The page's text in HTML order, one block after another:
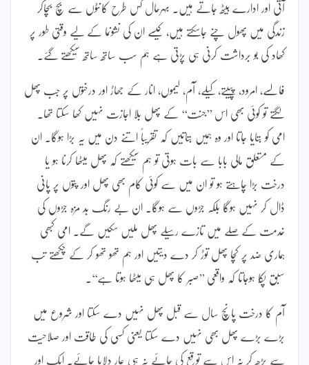
آتی اور ادارے بیٹھ جاتے ہیں۔ بہرحال کس طرح کانٹوں سے بچ بچاکر
زندگی میں پھول چنے جاسکتے ہیں، کیسے ان کی نشونما کے لیے وقتی طور پر
کھاد کی بو برداشت کرنی ہی پڑتی ہے ہم سب ساتھ ساتھ سیکھتے گئے۔
فالسے، امرود، پپیتے، کیلے، آم، لیموں، انار کے جھاڑ اور درختوں پر جب پھل
لگتے تو کوئی بھی اس ’’جنت‘‘ کے پھل بلا اجازت نہیں کھا سکتا تھا۔
امی کو بتایا جاتا اور وہ ہمیں بتاتیں کہ تقریباً اتنے دن میں یہ بڑا ہوگا۔ ان
کے متعلق مالی بابا سے بات ہوتی تو ہم سیکھتے کہ پھل میٹھا کرنا ہو یا
درخت بڑا چاہتے ہو تو ان میں سے کوئی کام بھی پھل اور پتوں پر پانی
ڈال کر نہیں ہوگا بلکہ جڑوں سے ہوگا۔ ان بے رنگ بد مزہ جڑوں کی
خدمت کے صلے میں تازے رسیلے پھل ملیں سکیں گے۔ امی کبھی
ہماری ضد پر کچا پھل توڑ کر دے دیتیں اور ہم تھو تھو کر کے چکھتے تب
سبق پکّا ہوجاتا کہ واقعی ’’صبر کا پھل ہی میٹھا ہوتا ہے‘‘۔
آم کا درخت پانچ سال سے قبل پھل نہیں دے سکتا اور شروع میں
بڑے بڑے پھل بھی نہیں دے سکتا یعنی کسی کی طاقت اور صلاحیت
سے بڑھ کر نہ اس سے توقع کی جائے نہ ہی عار دلایا جائے۔ ایک اور